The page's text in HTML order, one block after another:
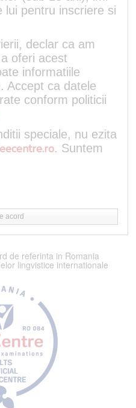
lui pentru inscriere si
declar ca am
oferi acest
informatiile
Accept ca datele
conform politicii
speciale, nu ezita
. Suntem
acord
de referinta in Romania
lingvistice internationale